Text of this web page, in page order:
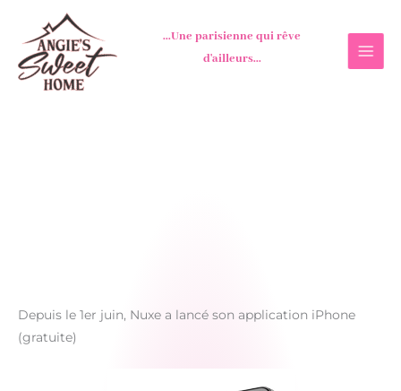
contenu
...Une parisienne qui rêve
d'ailleurs...
Depuis le 1er juin, Nuxe a lancé son application iPhone
(gratuite)